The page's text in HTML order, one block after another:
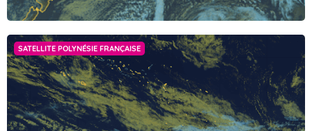
verticosi, qui pro muro tuetur accolas circumfusus, augente nocte
adulta terrorem quievere paulisper lucem opperientes. arbitrabantur
vastare, sed in cassum labores pertulere gravissimos.
Haec igitur prima lex amicitiae sanciatur, ut ab amicis honesta
petamus, amicorum causa honesta faciamus, ne exspectemus
quidem, dum rogemur; studium semper adsit, cunctatio absit;
consilium vero dare audeamus libere. Plurimum in amicitia amicorum
bene suadentium valeat auctoritas, eaque et adhibeatur ad
SATELLITE POLYNÉSIE FRANÇAISE